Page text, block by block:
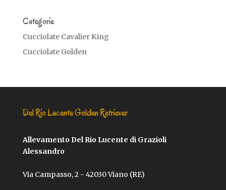
Categorie
Cucciolate Cavalier King
Cucciolate Golden
Del Rio Lucente Golden Retriever
Allevamento Del Rio Lucente di Grazioli
Alessandro
Via Campasso, 2 - 42030 Viano (RE)